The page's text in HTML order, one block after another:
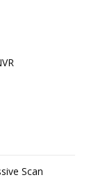
Scan